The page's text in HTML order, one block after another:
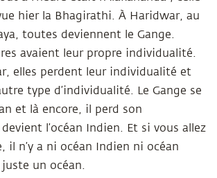
hier la Bhagirathi. À Haridwar, au
toutes deviennent le Gange.
avaient leur propre individualité.
elles perdent leur individualité et
type d’individualité. Le Gange se
et là encore, il perd son
l’océan Indien. Et si vous allez
il n’y a ni océan Indien ni océan
juste un océan.